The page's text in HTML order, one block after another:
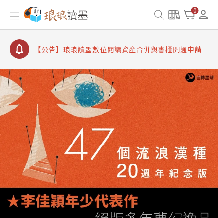
0
【公告】8/10、8/13 行動網路降速演練提醒
【公告】琅琅讀墨數位閱讀資產合併與書櫃開通申請
【公告】琅琅讀墨書櫃開通常見問題
請圖文教學
【公告】琅琅書店服務升級重要說明及資產合併結果
查詢
【公告】8/10、8/13 行動網路降速演練提醒